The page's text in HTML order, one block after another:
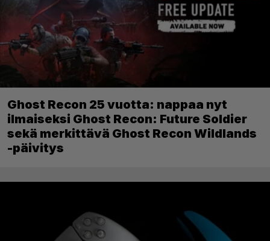
Ghost Recon 25 vuotta: nappaa nyt
ilmaiseksi Ghost Recon: Future Soldier
sekä merkittävä Ghost Recon Wildlands
-päivitys